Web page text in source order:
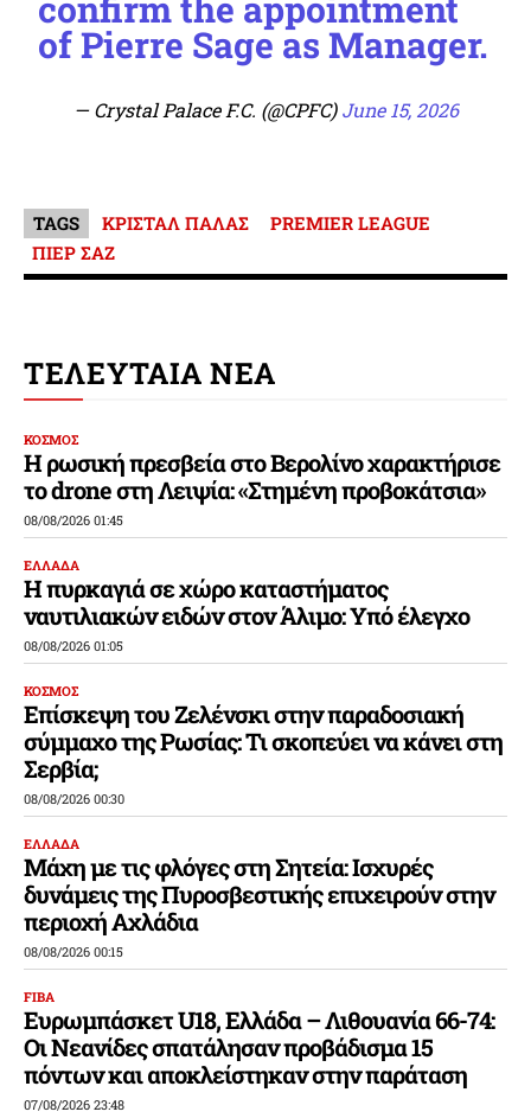
of Pierre Sage as Manager.
— Crystal Palace F.C. (@CPFC)June 15, 2026
TAGS ΚΡΙΣΤΑΛ ΠΑΛΑΣ
PREMIER LEAGUE
ΠΙΕΡ ΣΑΖ
ΤΕΛΕΥΤΑΙΑ ΝΕΑ
ΚΟΣΜΟΣ
Η ρωσική πρεσβεία στο Βερολίνο χαρακτήρισε
το drone στη Λειψία: «Στημένη προβοκάτσια»
08/08/2026 01:45
ΕΛΛΑΔΑ
Η πυρκαγιά σε χώρο καταστήματος
ναυτιλιακών ειδών στον Άλιμο: Υπό έλεγχο
08/08/2026 01:05
ΚΟΣΜΟΣ
Επίσκεψη του Ζελένσκι στην παραδοσιακή
σύμμαχο της Ρωσίας: Τι σκοπεύει να κάνει στη
Σερβία;
08/08/2026 00:30
ΕΛΛΑΔΑ
Μάχη με τις φλόγες στη Σητεία: Ισχυρές
δυνάμεις της Πυροσβεστικής επιχειρούν στην
περιοχή Αχλάδια
08/08/2026 00:15
FIBA
Ευρωμπάσκετ U18, Ελλάδα – Λιθουανία 66-74:
Οι Νεανίδες σπατάλησαν προβάδισμα 15
πόντων και αποκλείστηκαν στην παράταση
07/08/2026 23:48